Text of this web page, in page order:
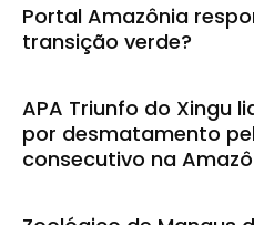
Portal Amazônia
transição verde?
APA Triunfo do Xingu
por desmatamento
consecutivo na